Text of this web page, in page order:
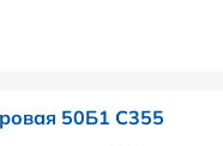
50Б1 С355